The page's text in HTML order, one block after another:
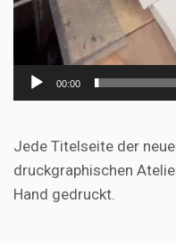
00:00
Jede Titelseite der
druckgraphischen
Hand gedruckt.